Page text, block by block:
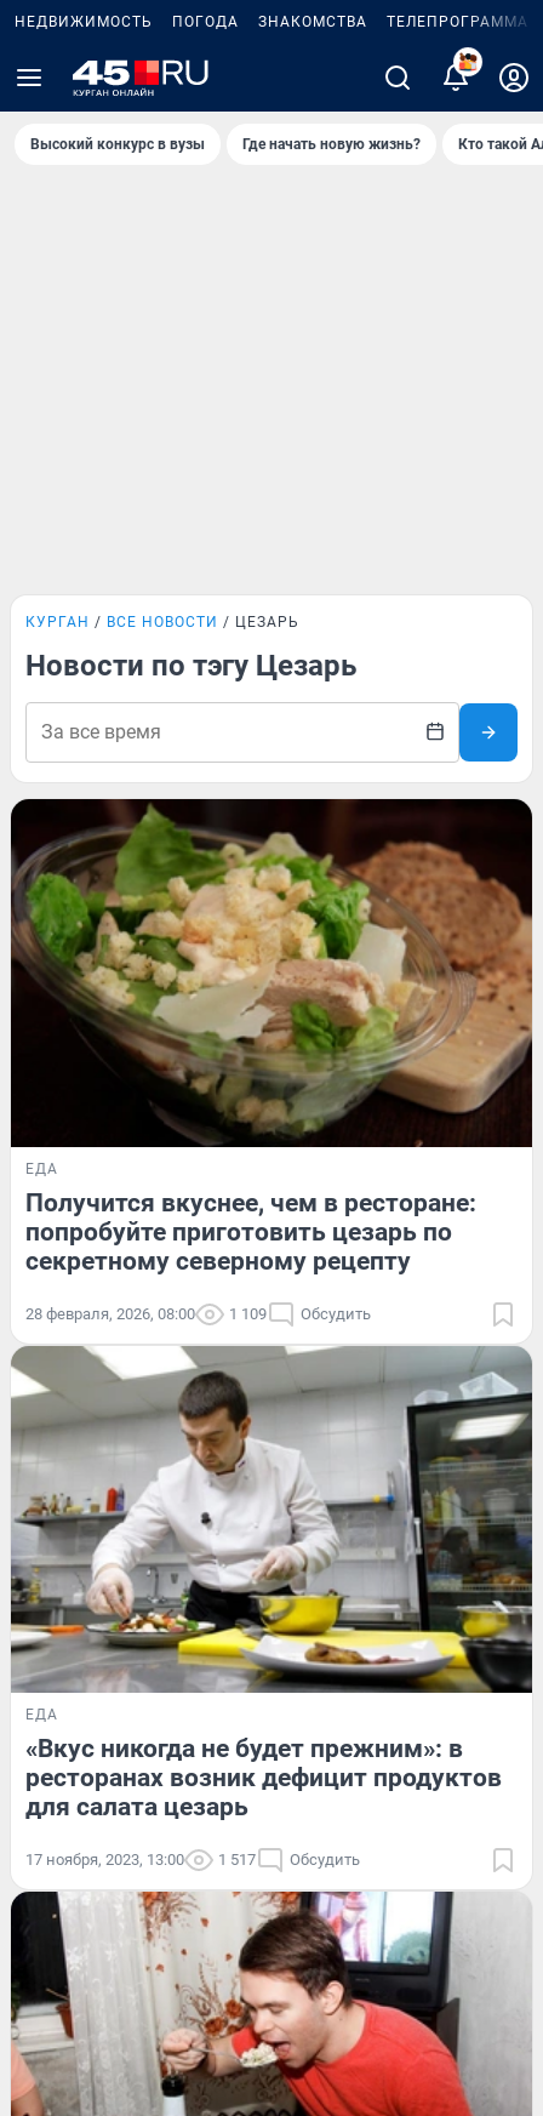
НЕДВИЖИМОСТЬ ПОГОДА ЗНАКОМСТВА ТЕЛЕПРОГРАММА
2
Высокий конкурс в вузы Где начать новую жизнь? Кто такой
КУРГАН ВСЕ НОВОСТИ ЦЕЗАРЬ
Новости по тэгу Цезарь
ЕДА
Получится вкуснее, чем в ресторане:
попробуйте приготовить цезарь по
секретному северному рецепту
28 февраля, 2026, 08:00 1 109 Обсудить
ЕДА
«Вкус никогда не будет прежним»: в
ресторанах возник дефицит продуктов
для салата цезарь
17 ноября, 2023, 13:00 1 517 Обсудить